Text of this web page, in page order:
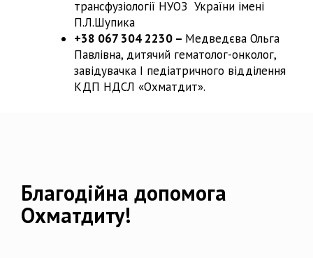
трансфузіології НУОЗ України імені
П.Л.Шупика
+38 067 304 2230 – Медведєва Ольга
Павлівна, дитячий гематолог-онколог,
завідувачка І педіатричного відділення
КДП НДСЛ «Охматдит».
Благодійна допомога
Охматдиту!